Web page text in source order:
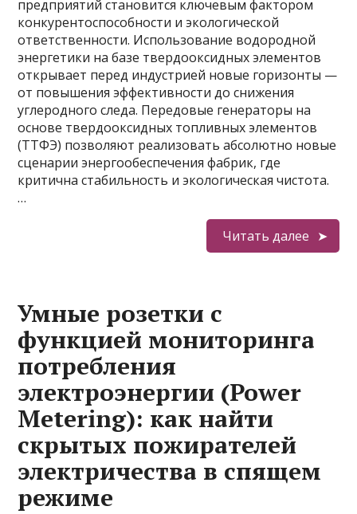
предприятий становится ключевым фактором
конкурентоспособности и экологической
ответственности. Использование водородной
энергетики на базе твердооксидных элементов
открывает перед индустрией новые горизонты —
от повышения эффективности до снижения
углеродного следа. Передовые генераторы на
основе твердооксидных топливных элементов
(ТТФЭ) позволяют реализовать абсолютно новые
сценарии энергообеспечения фабрик, где
критична стабильность и экологическая чистота.
…
Читать далее
Умные розетки с
функцией мониторинга
потребления
электроэнергии (Power
Metering): как найти
скрытых пожирателей
электричества в спящем
режиме